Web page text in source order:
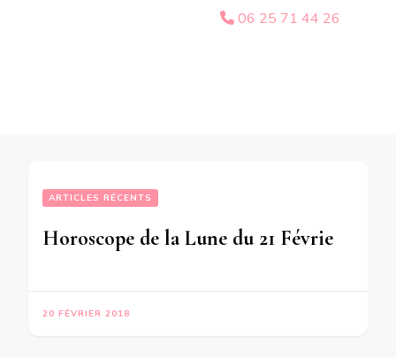
06 25 71 44 26
ARTICLES RÉCENTS
20 FÉVRIER 2018